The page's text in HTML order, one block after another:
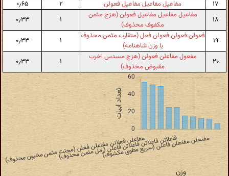
۱۷
مفاعیل مفاعیل مفاعیل فعولن ۲
۰٫۶۵
۱۸
مفاعیل مفاعیل مفاعیل فعولن (هزج مثمن
مکفوف محذوف)
۱ ۰٫۳۳
۱۹
فعولن فعولن فعولن فعل (متقارب مثمن محذوف
یا وزن شاهنامه)
۱ ۰٫۳۳
۲۰
مفعول مفاعلن فعولن (هزج مسدس اخرب
مقبوض محذوف)
۱ ۰٫۳۳